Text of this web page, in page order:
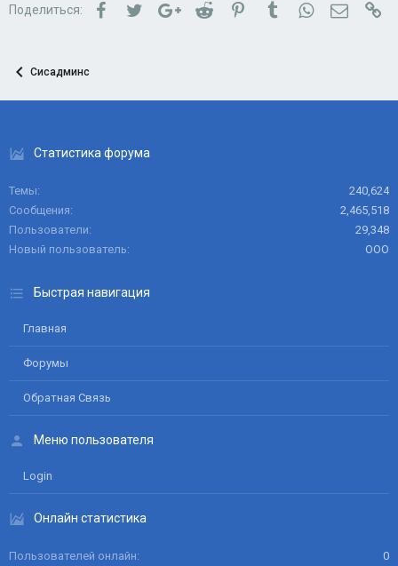
Поделиться: FacebookTwitterGoogle+Reddit PinterestTumblrWhatsApp
Сисадминс
Статистика форума
Темы
240,624
Сообщения
2,465,518
Пользователи
29,348
Новый пользователь
ООО
Быстрая навигация
Главная
Форумы
Обратная Связь
Меню пользователя
Login
Онлайн статистика
Пользователей онлайн 0